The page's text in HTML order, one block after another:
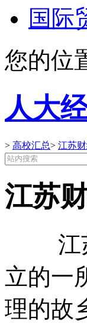
国际
您的位
人大
> 高校汇总> 江苏
江苏
江苏
立的一
理的故